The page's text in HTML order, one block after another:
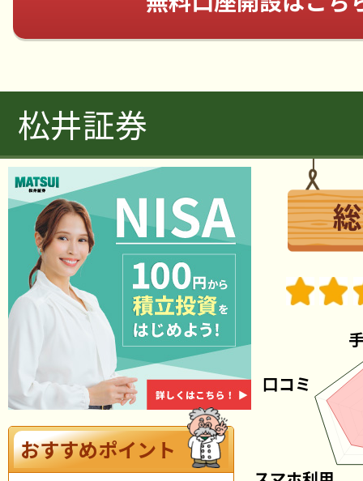
松井証券
おすすめポイント